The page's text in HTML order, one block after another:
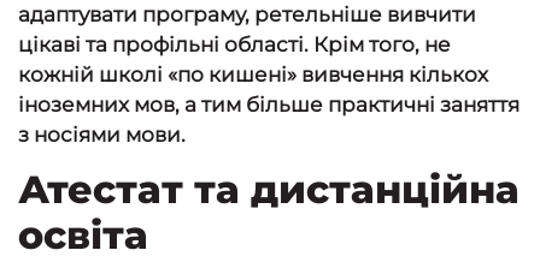
адаптувати програму, ретельніше вивчити
цікаві та профільні області. Крім того, не
кожній школі «по кишені» вивчення кількох
іноземних мов, а тим більше практичні заняття
з носіями мови.
Атестат та дистанційна
освіта